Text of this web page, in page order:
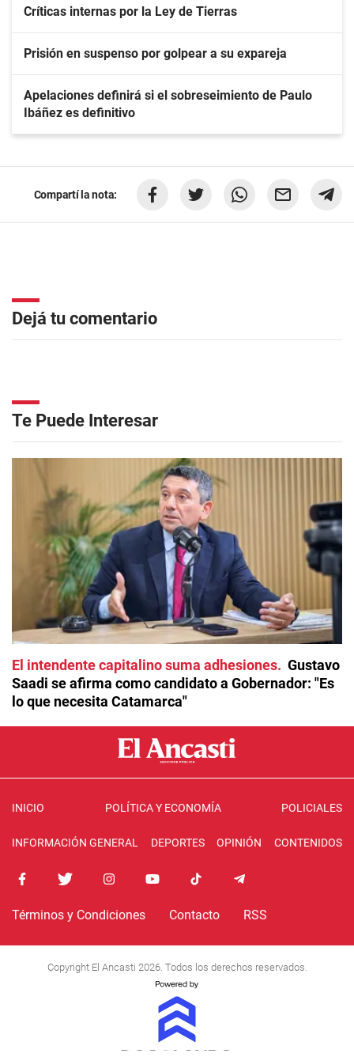
Críticas internas por la Ley de Tierras
Prisión en suspenso por golpear a su expareja
Apelaciones definirá si el sobreseimiento de Paulo
Ibáñez es definitivo
Compartí la nota:
Dejá tu comentario
Te Puede Interesar
El intendente capitalino suma adhesiones
Gustavo
Saadi se afirma como candidato a Gobernador: "Es
lo que necesita Catamarca"
INICIO POLÍTICA Y ECONOMÍA POLICIALES
INFORMACIÓN GENERAL DEPORTES OPINIÓN CONTENIDOS
Términos y Condiciones Contacto RSS
Copyright El Ancasti 2026. Todos los derechos reservados.